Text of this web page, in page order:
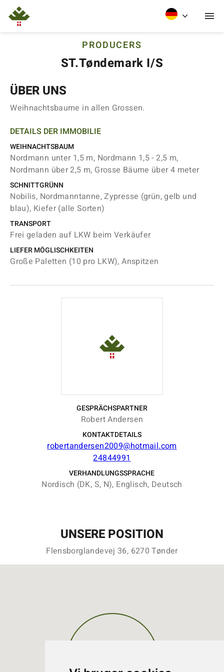
PRODUCERS
ST.Tøndemark I/S
ÜBER UNS
Weihnachtsbaume in allen Grossen.
DETAILS DER IMMOBILIE
WEIHNACHTSBAUM
Nordmann unter 1,5 m, Nordmann 1,5 - 2,5 m,
Nordmann über 2,5 m, Grosse Bäume über 4 meter
SCHNITTGRÜNN
Nobilis, Nordmanntanne, Zypresse (grün, gelb und
blau), Kiefer (alle Sorten)
TRANSPORT
Frei geladen auf LKW beim Verkäufer
LIEFER MÖGLISCHKEITEN
Große Paletten (10 pro LKW), Anspitzen
GESPRÄCHSPARTNER
Robert Andersen
KONTAKTDETAILS
robertandersen2009@hotmail.com
24844991
VERHANDLUNGSSPRACHE
Nordisch (DK, S, N), Englisch, Deutsch
UNSERE POSITION
Flensborglandevej 36, 6270 Tønder